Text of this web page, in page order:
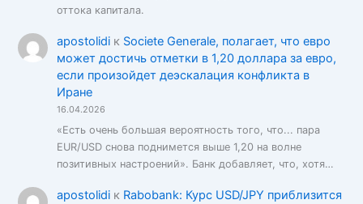
оттока капитала.
apostolidiк Societe Generale, полагает, что евро
может достичь отметки в 1,20 доллара за евро,
если произойдет деэскалация конфликта в
Иране
16.04.2026
«Есть очень большая вероятность того, что... пара
EUR/USD снова поднимется выше 1,20 на волне
позитивных настроений». Банк добавляет, что, хотя…
apostolidiк Rabobank: Курс USD/JPY приблизится